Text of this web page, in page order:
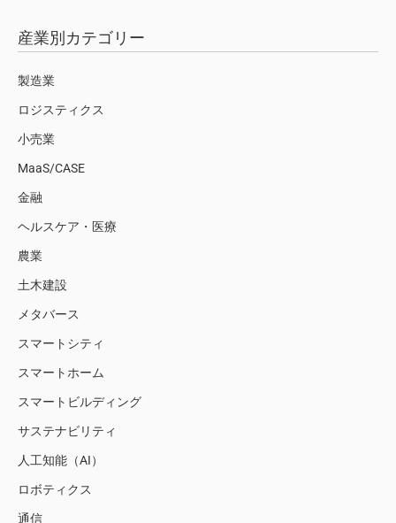
産業別カテゴリー
製造業
ロジスティクス
小売業
MaaS/CASE
金融
ヘルスケア・医療
農業
土木建設
メタバース
スマートシティ
スマートホーム
スマートビルディング
サステナビリティ
人工知能（AI）
ロボティクス
通信